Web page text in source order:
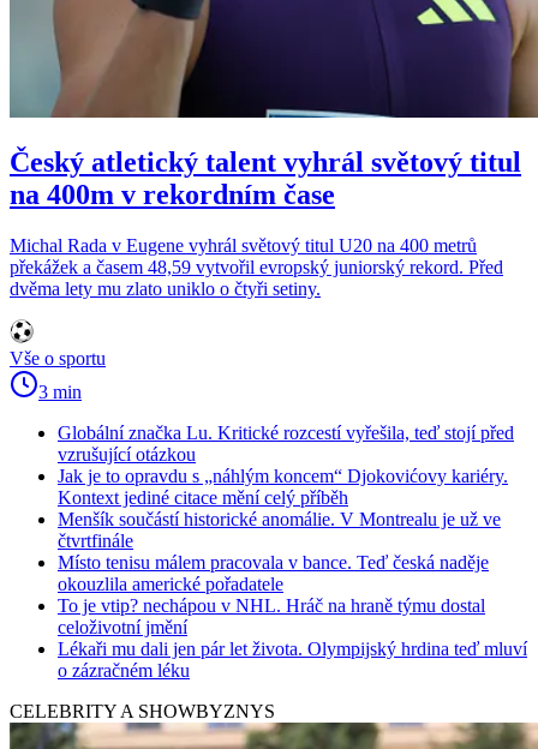
Český atletický talent vyhrál světový titul
na 400m v rekordním čase
Michal Rada v Eugene vyhrál světový titul U20 na 400 metrů
překážek a časem 48,59 vytvořil evropský juniorský rekord. Před
dvěma lety mu zlato uniklo o čtyři setiny.
Vše o sportu
3 min
Globální značka Lu. Kritické rozcestí vyřešila, teď stojí před
vzrušující otázkou
Jak je to opravdu s „náhlým koncem“ Djokovićovy kariéry.
Kontext jediné citace mění celý příběh
Menšík součástí historické anomálie. V Montrealu je už ve
čtvrtfinále
Místo tenisu málem pracovala v bance. Teď česká naděje
okouzlila americké pořadatele
To je vtip? nechápou v NHL. Hráč na hraně týmu dostal
celoživotní jmění
Lékaři mu dali jen pár let života. Olympijský hrdina teď mluví
o zázračném léku
CELEBRITY A SHOWBYZNYS